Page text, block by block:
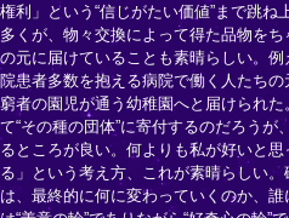
権利」という“信じがたい価値”まで跳
多くが、物々交換によって得た品物を
の元に届けていることも素晴らしい。
院患者多数を抱える病院で働く人たち
窮者の園児が通う幼稚園へと届けられ
て“その種の団体”に寄付するのだろう
るところが良い。何よりも私が好いと
る」という考え方、これが素晴らしい
は、最終的に何に変わっていくのか、